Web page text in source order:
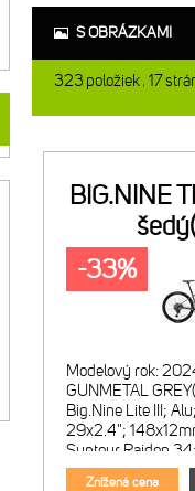
S OBRÁZKAMI
323 položiek 17
BIG.NINE
Modelový rok:
GUNMETAL
Big.Nine Lite III;
29x2.4";
Suntour Raidon
120mm; kónický
Znížená cena
-33%